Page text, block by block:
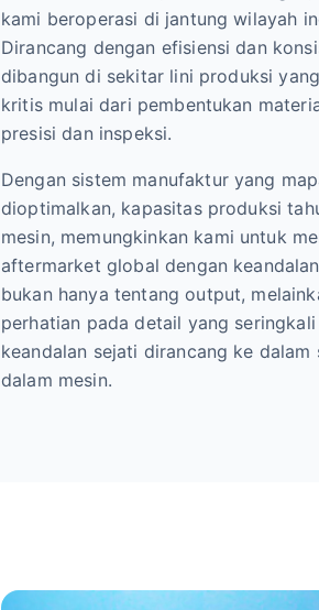
kami beroperasi di jantung wilayah
Dirancang dengan efisiensi dan
dibangun di sekitar lini produksi
kritis mulai dari pembentukan
presisi dan inspeksi.
Dengan sistem manufaktur yang
dioptimalkan, kapasitas produksi
mesin, memungkinkan kami untuk
aftermarket global dengan
bukan hanya tentang output,
perhatian pada detail yang
keandalan sejati dirancang ke
dalam mesin.